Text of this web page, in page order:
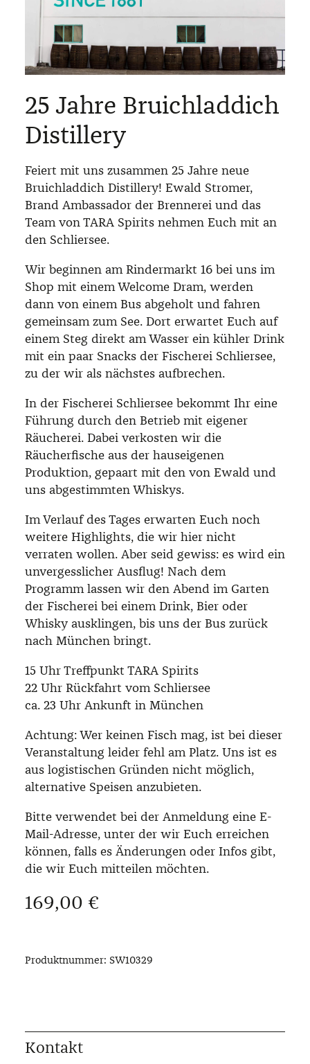
25 Jahre Bruichladdich
Distillery
Feiert mit uns zusammen 25 Jahre neue
Bruichladdich Distillery! Ewald Stromer,
Brand Ambassador der Brennerei und das
Team von TARA Spirits nehmen Euch mit an
den Schliersee.
Wir beginnen am Rindermarkt 16 bei uns im
Shop mit einem Welcome Dram, werden
dann von einem Bus abgeholt und fahren
gemeinsam zum See. Dort erwartet Euch auf
einem Steg direkt am Wasser ein kühler Drink
mit ein paar Snacks der Fischerei Schliersee,
zu der wir als nächstes aufbrechen.
In der Fischerei Schliersee bekommt Ihr eine
Führung durch den Betrieb mit eigener
Räucherei. Dabei verkosten wir die
Räucherfische aus der hauseigenen
Produktion, gepaart mit den von Ewald und
uns abgestimmten Whiskys.
Im Verlauf des Tages erwarten Euch noch
weitere Highlights, die wir hier nicht
verraten wollen. Aber seid gewiss: es wird ein
unvergesslicher Ausflug! Nach dem
Programm lassen wir den Abend im Garten
der Fischerei bei einem Drink, Bier oder
Whisky ausklingen, bis uns der Bus zurück
nach München bringt.
15 Uhr Treffpunkt TARA Spirits
22 Uhr Rückfahrt vom Schliersee
ca. 23 Uhr Ankunft in München
Achtung: Wer keinen Fisch mag, ist bei dieser
Veranstaltung leider fehl am Platz. Uns ist es
aus logistischen Gründen nicht möglich,
alternative Speisen anzubieten.
Bitte verwendet bei der Anmeldung eine E-
Mail-Adresse, unter der wir Euch erreichen
können, falls es Änderungen oder Infos gibt,
die wir Euch mitteilen möchten.
Regulärer Preis:
169,00 €
Produktnummer: SW10329
Kontakt